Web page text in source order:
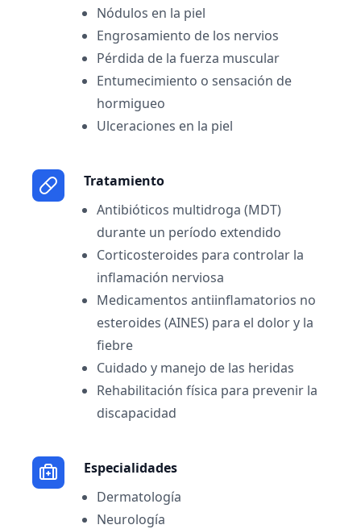
Nódulos en la piel
Engrosamiento de los nervios
Pérdida de la fuerza muscular
Entumecimiento o sensación de
hormigueo
Ulceraciones en la piel
Tratamiento
Antibióticos multidroga (MDT)
durante un período extendido
Corticosteroides para controlar la
inflamación nerviosa
Medicamentos antiinflamatorios no
esteroides (AINES) para el dolor y la
fiebre
Cuidado y manejo de las heridas
Rehabilitación física para prevenir la
discapacidad
Especialidades
Dermatología
Neurología